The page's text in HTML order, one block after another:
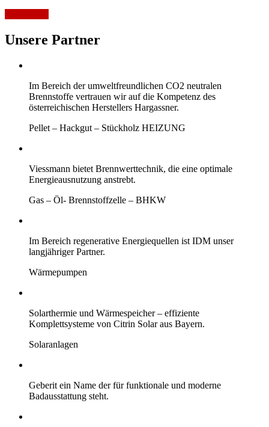
Unsere Partner
Im Bereich der umweltfreundlichen CO2 neutralen
Brennstoffe vertrauen wir auf die Kompetenz des
österreichischen Herstellers Hargassner.
Pellet – Hackgut – Stückholz HEIZUNG
Viessmann bietet Brennwerttechnik, die eine optimale
Energieausnutzung anstrebt.
Gas – Öl- Brennstoffzelle – BHKW
Im Bereich regenerative Energiequellen ist IDM unser
langjähriger Partner.
Wärmepumpen
Solarthermie und Wärmespeicher – effiziente
Komplettsysteme von Citrin Solar aus Bayern.
Solaranlagen
Geberit ein Name der für funktionale und moderne
Badausstattung steht.